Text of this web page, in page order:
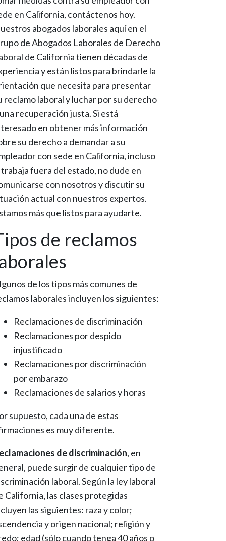
en California, contáctenos hoy.
abogados laborales aquí en el
de Abogados Laborales de Derecho
de California tienen décadas de
y están listos para brindarle la
que necesita para presentar
reclamo laboral y luchar por su derecho
recuperación justa. Si está
en obtener más información
su derecho a demandar a su
con sede en California, incluso
trabaja fuera del estado, no dude en
con nosotros y discutir su
actual con nuestros expertos.
más que listos para ayudarte.
de reclamos
de los tipos más comunes de
laborales incluyen los siguientes:
Reclamaciones de discriminación
Reclamaciones por despido
injustificado
Reclamaciones por discriminación
por embarazo
Reclamaciones de salarios y horas
supuesto, cada una de estas
es muy diferente.
de discriminación, en
puede surgir de cualquier tipo de
laboral. Según la ley laboral
California, las clases protegidas
las siguientes: raza y color;
y origen nacional; religión y
edad (sólo cuando tenga 40 años o